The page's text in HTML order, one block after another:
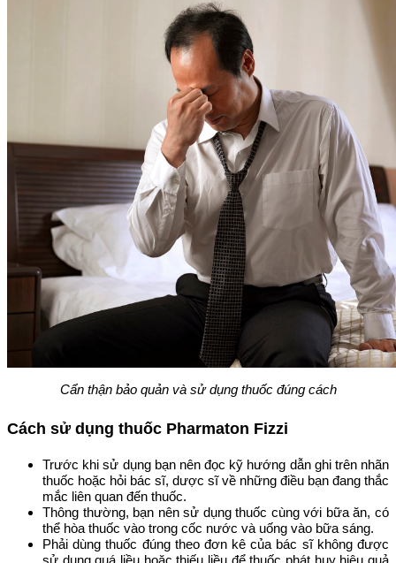
Cẩn thận bảo quản và sử dụng thuốc đúng cách
Cách sử dụng thuốc Pharmaton Fizzi
Trước khi sử dụng bạn nên đọc kỹ hướng dẫn ghi trên nhãn
thuốc hoặc hỏi bác sĩ, dược sĩ về những điều bạn đang thắc
mắc liên quan đến thuốc.
Thông thường, bạn nên sử dụng thuốc cùng với bữa ăn, có
thể hòa thuốc vào trong cốc nước và uống vào bữa sáng.
Phải dùng thuốc đúng theo đơn kê của bác sĩ không được
sử dụng quá liều hoặc thiếu liều để thuốc phát huy hiệu quả